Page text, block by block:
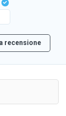
recensione